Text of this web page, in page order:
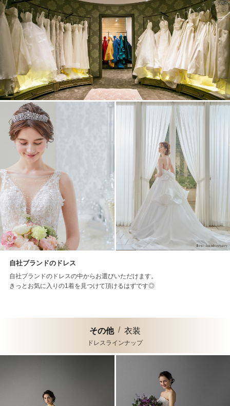
自社ブランドのドレス
自社ブランドのドレスの中からお選びいただけます。
きっとお気に入りの1着を見つけて頂けるはずです◎
その他 衣装
ドレスラインナップ